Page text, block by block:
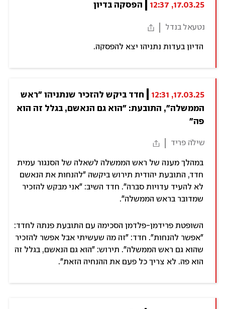
17.03.25, 12:37 הפסקה בדיון
נטעאל בנדל
הדיון בעדות נתניהו יצא להפסקה.
17.03.25, 12:31
פה"
שילֹה פריד
במהלך מענה של ראש הממשלה לשאלה של הסנגור עמית
חדד, התובעת יהודית תירוש ביקשה "להנחות את הנאשם
לא להעיד עדויות סברה". חדד השיב: "אני מבקש להזכיר
שמדובר בראש הממשלה".
השופטת פרידמן-פלדמן הסכימה עם התובעת פנתה לחדד:
"אפשר להנחות". חדד: "זה מה שעשיתי אבל אפשר להזכיר
שהוא גם ראש הממשלה". תירוש: "הוא גם הנאשם, בגלל זה
הוא פה. לא צריך כל פעם את ההנחיה הזאת".